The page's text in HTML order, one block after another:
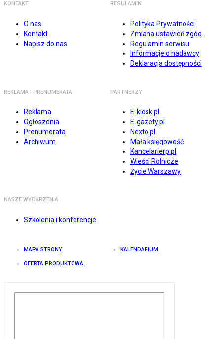
KONTAKT
O nas
Kontakt
Napisz do nas
REGULAMIN
Polityka Prywatności
Zmiana ustawień zgód
Regulamin serwisu
Informacje o nadawcy
Deklaracja dostępności
REKLAMA I PRENUMERATA
Reklama
Ogłoszenia
Prenumerata
Archiwum
PARTNERZY
E-kiosk.pl
E-gazety.pl
Nexto.pl
Mała księgowość
Kancelarierp.pl
Wieści Rolnicze
Życie Warszawy
NASZE WYDARZENIA
Szkolenia i konferencje
MAPA STRONY KALENDARIUM
OFERTA PRODUKTOWA